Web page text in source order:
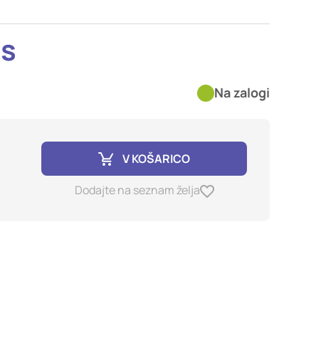
Na zalogi
V KOŠARICO
Dodajte na seznam želja
nastavitev
te piškotke ali
delovanja
in
so združeni in
mesto.